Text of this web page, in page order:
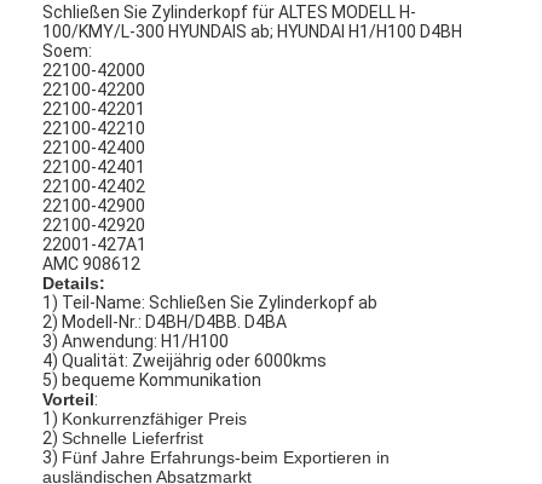
Schließen Sie Zylinderkopf für ALTES MODELL H-
100/KMY/L-300 HYUNDAIS ab; HYUNDAI H1/H100 D4BH
Soem:
22100-42000
22100-42200
22100-42201
22100-42210
22100-42400
22100-42401
22100-42402
22100-42900
22100-42920
22001-427A1
AMC 908612
Details:
1) Teil-Name: Schließen Sie Zylinderkopf ab
2) Modell-Nr.: D4BH/D4BB. D4BA
3) Anwendung: H1/H100
4) Qualität: Zweijährig oder 6000kms
5) bequeme Kommunikation
Vorteil:
1) Konkurrenzfähiger Preis
2)Schnelle Lieferfrist
3) Fünf Jahre Erfahrungs-beim Exportieren in
ausländischen Absatzmarkt